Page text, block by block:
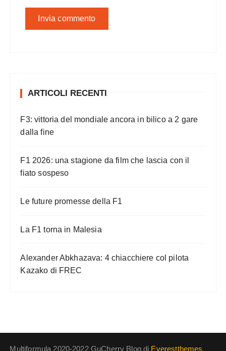
ARTICOLI RECENTI
F3: vittoria del mondiale ancora in bilico a 2 gare
dalla fine
F1 2026: una stagione da film che lascia con il
fiato sospeso
Le future promesse della F1
La F1 torna in Malesia
Alexander Abkhazava: 4 chiacchiere col pilota
Kazako di FREC
Multiformula 2020-2022 GuCherry Blog di Everestthemes